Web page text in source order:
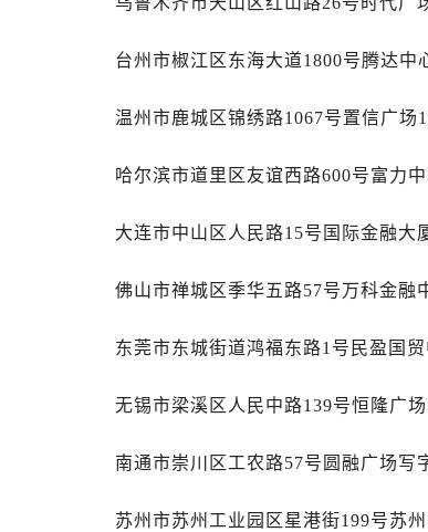
内蒙古自治区鄂尔多斯市
内蒙古自治区呼伦贝尔市海
内蒙古自治区乌海市海勃湾
内蒙古自治区锡林郭勒盟市
山西省大同市平城区迎宾街
山西省晋中市榆次区顺城街
山西省朔州市朔城区怡西路
山西省阳泉市郊区平阳东街
山西省长治市潞州区英雄
台州市椒江区东海大道1800号腾达中
温州市鹿城区锦绣路1067号置信广场
哈尔滨市道里区友谊西路600号富力
大连市中山区人民路15号国际金融大
佛山市禅城区季华五路57号万科金融
东莞市东城街道鸿福东路1号民盈国
无锡市梁溪区人民中路139号恒隆广
南通市崇川区工农路57号圆融广场写
苏州市苏州工业园区星港街199号苏